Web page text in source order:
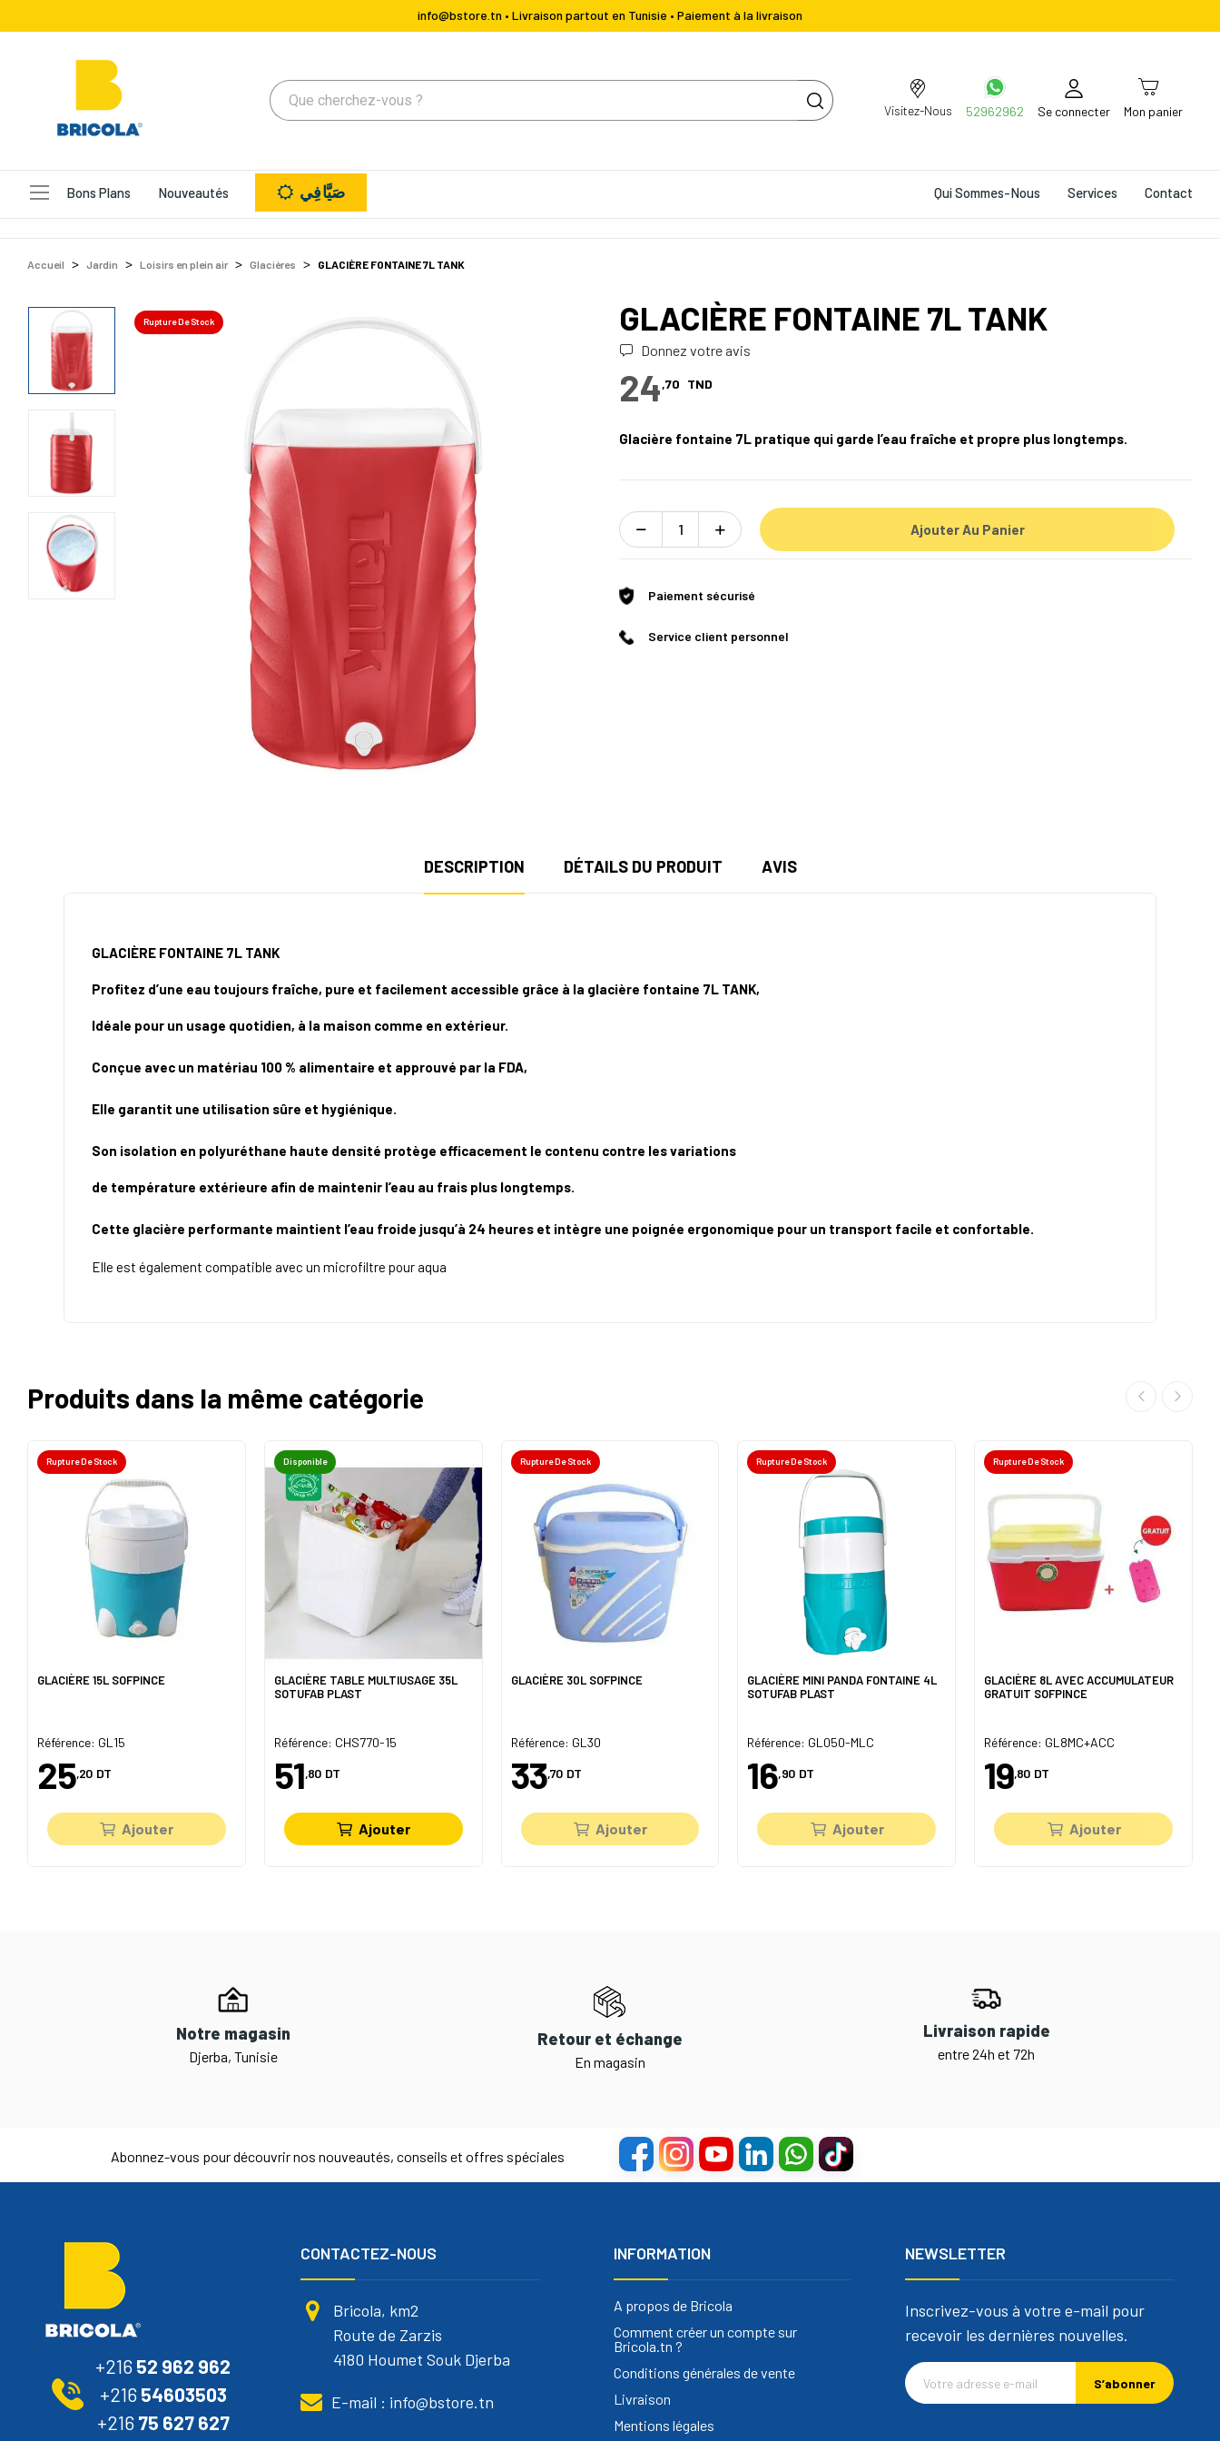
info@bstore.tn • Livraison partout en Tunisie • Paiement à la livraison
Visitez-Nous 52962962 Se connecter Mon panier
Bons Plans Nouveautés Qui Sommes-Nous Services Contact صَيَّافِي
Accueil Jardin Loisirs en plein air Glacières GLACIÈRE FONTAINE 7L TANK
Rupture De Stock GLACIÈRE FONTAINE 7L TANK
Donnez votre avis
24,70 TND
Glacière fontaine 7L pratique qui garde l’eau fraîche et propre plus longtemps.
Ajouter Au Panier
Paiement sécurisé
Service client personnel
DESCRIPTION DÉTAILS DU PRODUIT AVIS
GLACIÈRE FONTAINE 7L TANK
Profitez d’une eau toujours fraîche, pure et facilement accessible grâce à la glacière fontaine 7L TANK,
Idéale pour un usage quotidien, à la maison comme en extérieur.
Conçue avec un matériau 100 % alimentaire et approuvé par la FDA,
Elle garantit une utilisation sûre et hygiénique.
Son isolation en polyuréthane haute densité protège efficacement le contenu contre les variations
de température extérieure afin de maintenir l’eau au frais plus longtemps.
Cette glacière performante maintient l’eau froide jusqu’à 24 heures et intègre une poignée ergonomique pour un transport facile et confortable.
Elle est également compatible avec un microfiltre pour aqua
Produits dans la même catégorie
Rupture De Stock
GLACIÈRE 15L SOFPINCE
Référence: GL15
25,20 DT
Ajouter
Disponible
GLACIÈRE TABLE MULTIUSAGE 35L
SOTUFAB PLAST
Référence: CHS770-15
51,80 DT
Ajouter
Rupture De Stock
GLACIÈRE 30L SOFPINCE
Référence: GL30
33,70 DT
Ajouter
Rupture De Stock
GLACIÈRE MINI PANDA FONTAINE 4L
SOTUFAB PLAST
Référence: GL050-MLC
16,90 DT
Ajouter
Rupture De Stock
GLACIÈRE 8L AVEC ACCUMULATEUR
GRATUIT SOFPINCE
Référence: GL8MC+ACC
19,80 DT
Ajouter
Notre magasin
Djerba, Tunisie
Retour et échange
En magasin
Livraison rapide
entre 24h et 72h
Abonnez-vous pour découvrir nos nouveautés, conseils et offres spéciales
+216 52 962 962
+216 54603503
+216 75 627 627
CONTACTEZ-NOUS
Bricola, km2
Route de Zarzis
4180 Houmet Souk Djerba
E-mail : info@bstore.tn
INFORMATION
A propos de Bricola
Comment créer un compte sur
Bricola.tn ?
Conditions générales de vente
Livraison
Mentions légales
NEWSLETTER
Inscrivez-vous à votre e-mail pour
recevoir les dernières nouvelles.
S’abonner